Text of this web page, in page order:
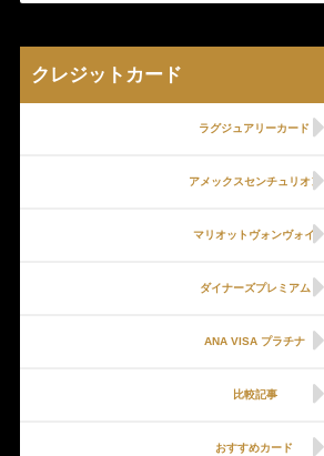
クレジットカード
ラグジュアリーカード
アメックスセンチュリオン
マリオットヴォンヴォイ
ダイナーズプレミアム
ANA VISA プラチナ
比較記事
おすすめカード